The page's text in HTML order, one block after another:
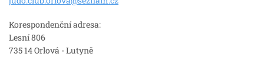
Korespondenční adresa:
Lesní 806
735 14 Orlová - Lutyně